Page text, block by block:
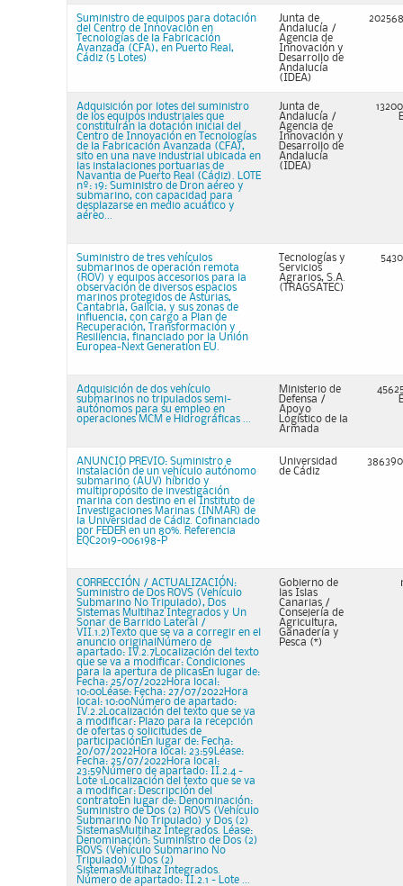
Suministro de equipos para dotación
del Centro de Innovación en
Tecnologías de la Fabricación
Avanzada (CFA), en Puerto Real,
Cádiz (5 Lotes)
Junta de
Andalucía /
Agencia de
Innovación y
Desarrollo de
Andalucía
(IDEA)
Adquisición por lotes del suministro
de los equipos industriales que
constituirán la dotación inicial del
Centro de Innovación en Tecnologías
de la Fabricación Avanzada (CFA),
sito en una nave industrial ubicada en
las instalaciones portuarias de
Navantia de Puerto Real (Cádiz). LOTE
nº: 19: Suministro de Dron aéreo y
submarino, con capacidad para
desplazarse en medio acuático y
aéreo...
Junta de
Andalucía /
Agencia de
Innovación y
Desarrollo de
Andalucía
(IDEA)
Suministro de tres vehículos
submarinos de operación remota
(ROV) y equipos accesorios para la
observación de diversos espacios
marinos protegidos de Asturias,
Cantabria, Galicia, y sus zonas de
influencia, con cargo a Plan de
Recuperación, Transformación y
Resiliencia, financiado por la Unión
Europea-Next Generation EU.
Tecnologías y
Servicios
Agrarios, S.A.
(TRAGSATEC)
Adquisición de dos vehículo
submarinos no tripulados semi-
autónomos para su empleo en
operaciones MCM e Hidrográficas ...
Ministerio de
Defensa /
Apoyo
Logístico de la
Armada
ANUNCIO PREVIO: Suministro e
instalación de un vehículo autónomo
submarino (AUV) híbrido y
multipropósito de investigación
marina con destino en el Instituto de
Investigaciones Marinas (INMAR) de
la Universidad de Cádiz. Cofinanciado
por FEDER en un 80%. Referencia
EQC2019-006198-P
Universidad
de Cádiz
CORRECCIÓN / ACTUALIZACIÓN:
Suministro de Dos ROVS (Vehículo
Submarino No Tripulado), Dos
Sistemas Multihaz Integrados y Un
Sonar de Barrido Lateral /
VII.1.2)Texto que se va a corregir en el
anuncio originalNúmero de
apartado: IV.2.7Localización del texto
que se va a modificar: Condiciones
para la apertura de plicasEn lugar de:
Fecha: 25/07/2022Hora local:
10:00Léase: Fecha: 27/07/2022Hora
local: 10:00Número de apartado:
IV.2.2Localización del texto que se va
a modificar: Plazo para la recepción
de ofertas o solicitudes de
participaciónEn lugar de: Fecha:
20/07/2022Hora local: 23:59Léase:
Fecha: 25/07/2022Hora local:
23:59Número de apartado: II.2.4 -
Lote 1Localización del texto que se va
a modificar: Descripción del
contratoEn lugar de: Denominación:
Suministro de Dos (2) ROVS (Vehículo
Submarino No Tripulado) y Dos (2)
SistemasMultihaz Integrados. Léase:
Denominación: Suministro de Dos (2)
ROVS (Vehículo Submarino No
Tripulado) y Dos (2)
SistemasMultihaz Integrados.
Número de apartado: II.2.1 - Lote ...
Gobierno de
las Islas
Canarias /
Consejería de
Agricultura,
Ganadería y
Pesca (*)